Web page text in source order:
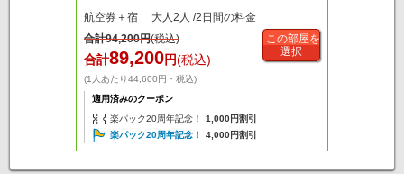
航空券＋宿 大人2人 /2日間の料金
合計94,200円(税込)
合計89,200円(税込)
(1人あたり44,600円・税込)
適用済みのクーポン
楽パック20周年記念！
1,000円割引
楽パック20周年記念！
4,000円割引
この部屋を
選択